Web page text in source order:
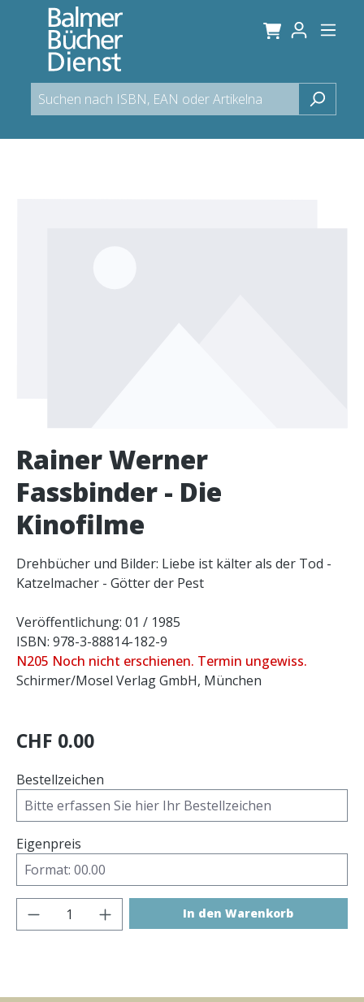
springen
Rainer Werner
Fassbinder - Die
Kinofilme
Drehbücher und Bilder: Liebe ist kälter als der Tod -
Katzelmacher - Götter der Pest
Veröffentlichung: 01 / 1985
ISBN: 978-3-88814-182-9
N205 Noch nicht erschienen. Termin ungewiss.
Schirmer/Mosel Verlag GmbH, München
CHF 0.00
Bestellzeichen
Eigenpreis
Produkt Anzahl: Gib den gewünschten
In den Warenkorb